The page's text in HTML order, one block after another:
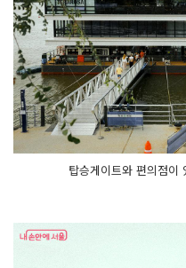
탑승게이트와 편의점